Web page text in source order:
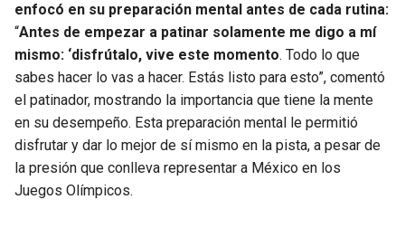
enfocó en su preparación mental antes de cada rutina:
“Antes de empezar a patinar solamente me digo a mí
mismo: ‘disfrútalo, vive este momento. Todo lo que
sabes hacer lo vas a hacer. Estás listo para esto”, comentó
el patinador, mostrando la importancia que tiene la mente
en su desempeño. Esta preparación mental le permitió
disfrutar y dar lo mejor de sí mismo en la pista, a pesar de
la presión que conlleva representar a México en los
Juegos Olímpicos.